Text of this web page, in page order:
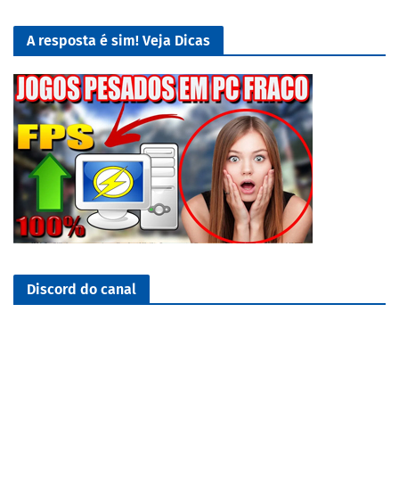
A resposta é sim! Veja Dicas
Discord do canal